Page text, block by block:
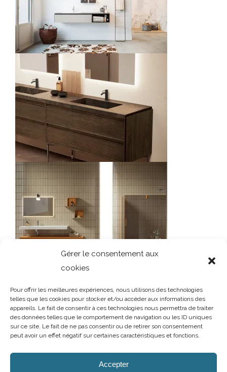
Gérer le consentement aux
cookies
Pour offrir les meilleures expériences, nous utilisons des technologies
telles que les cookies pour stocker et/ou accéder aux informations des
appareils. Le fait de consentir à ces technologies nous permettra de traiter
des données telles que le comportement de navigation ou les ID uniques
sur ce site. Le fait de ne pas consentir ou de retirer son consentement
peut avoir un effet négatif sur certaines caractéristiques et fonctions.
Accepter
Meuble de salle de bain 36e8
Salles de bains
Salle de bain
Salles de bains
Salle de Bain HERITAGE
Salles de bains
Une nouvelle ligne redessine votre
salle de bain
60 86 (showroom n°2) /aubry-decoration@orange.fr